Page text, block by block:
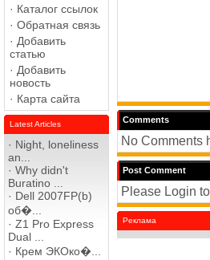
· Каталог ссылок
· Обратная связь
· Добавить
статью
· Добавить
новость
· Карта сайта
Latest Articles
· Night, loneliness
an...
· Why didn't
Buratino ...
· Dell 2007FP(b)
об�...
· Z1 Pro Express
Dual ...
· Крем ЭКОко�...
Comments
No Comments
Post Comment
Please Login
Реклама